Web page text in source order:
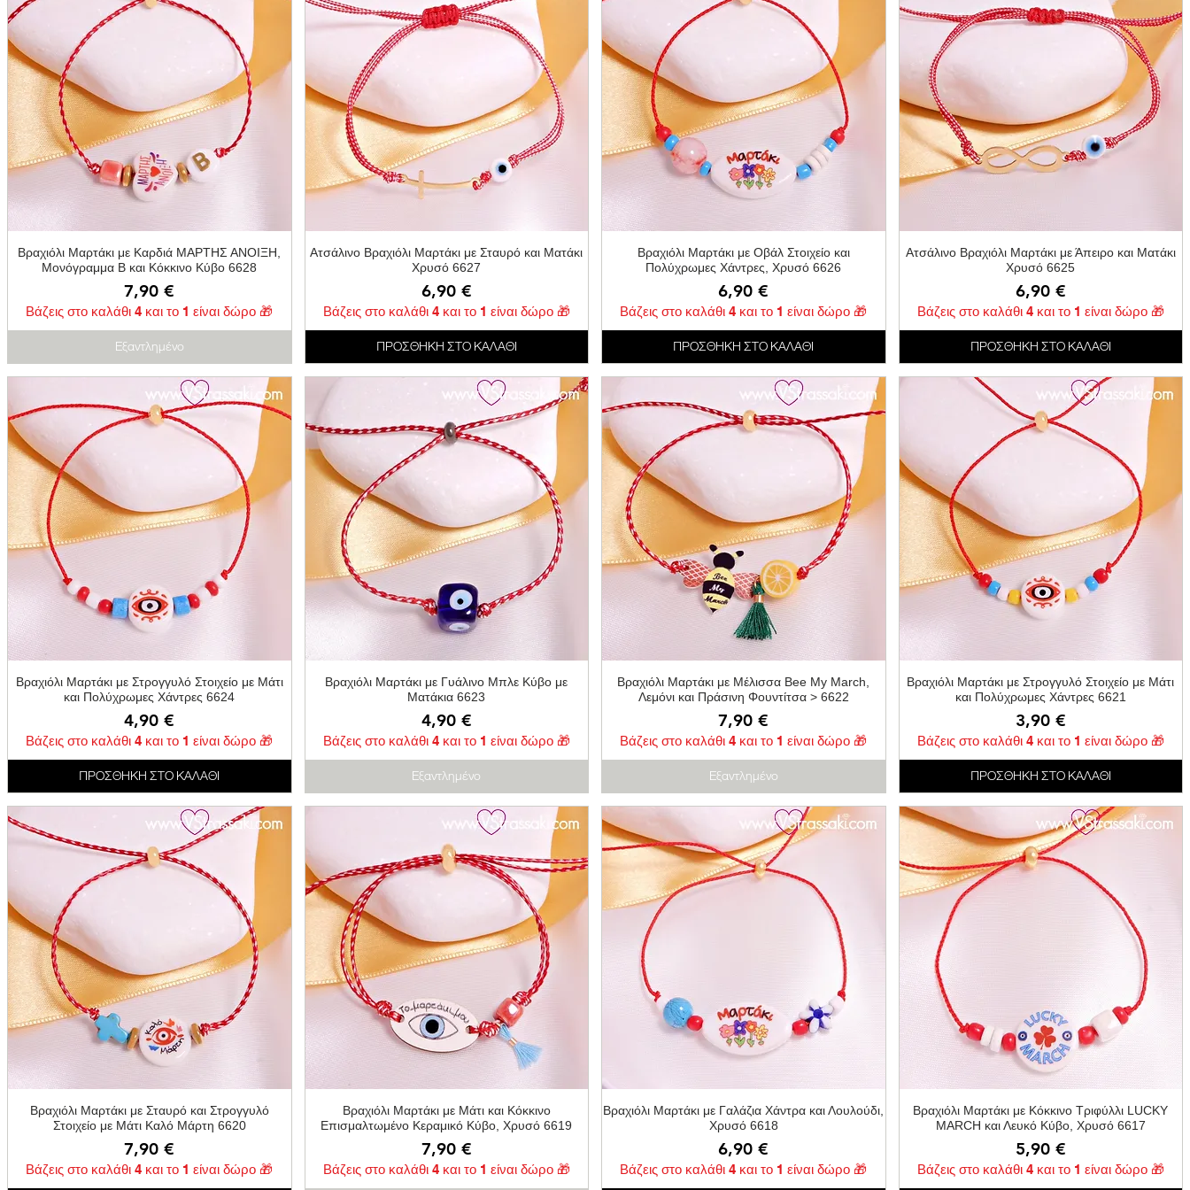
Γρήγορη προβολή
Βραχιόλι Μαρτάκι με Καρδιά ΜΑΡΤΗΣ ΑΝΟΙΞΗ,
Μονόγραμμα Β και Κόκκινο Κύβο 6628
Τιμή
7,90 €
Βάζεις στο καλάθι 4 και το 1 είναι δώρο 🎁
Εξαντλημένο
Γρήγορη προβολή
Ατσάλινο Βραχιόλι Μαρτάκι με Σταυρό και Ματάκι
Χρυσό 6627
Τιμή
6,90 €
Βάζεις στο καλάθι 4 και το 1 είναι δώρο 🎁
ΠΡΟΣΘΗΚΗ ΣΤΟ ΚΑΛΑΘΙ
Γρήγορη προβολή
Βραχιόλι Μαρτάκι με Οβάλ Στοιχείο και
Πολύχρωμες Χάντρες, Χρυσό 6626
Τιμή
6,90 €
Βάζεις στο καλάθι 4 και το 1 είναι δώρο 🎁
ΠΡΟΣΘΗΚΗ ΣΤΟ ΚΑΛΑΘΙ
Γρήγορη προβολή
Ατσάλινο Βραχιόλι Μαρτάκι με Άπειρο και Ματάκι
Χρυσό 6625
Τιμή
6,90 €
Βάζεις στο καλάθι 4 και το 1 είναι δώρο 🎁
ΠΡΟΣΘΗΚΗ ΣΤΟ ΚΑΛΑΘΙ
Γρήγορη προβολή
Βραχιόλι Μαρτάκι με Στρογγυλό Στοιχείο με Μάτι
και Πολύχρωμες Χάντρες 6624
Τιμή
4,90 €
Βάζεις στο καλάθι 4 και το 1 είναι δώρο 🎁
ΠΡΟΣΘΗΚΗ ΣΤΟ ΚΑΛΑΘΙ
Γρήγορη προβολή
Βραχιόλι Μαρτάκι με Γυάλινο Μπλε Κύβο με
Ματάκια 6623
Τιμή
4,90 €
Βάζεις στο καλάθι 4 και το 1 είναι δώρο 🎁
Εξαντλημένο
Γρήγορη προβολή
Βραχιόλι Μαρτάκι με Μέλισσα Bee My March,
Λεμόνι και Πράσινη Φουντίτσα > 6622
Τιμή
7,90 €
Βάζεις στο καλάθι 4 και το 1 είναι δώρο 🎁
Εξαντλημένο
Γρήγορη προβολή
Βραχιόλι Μαρτάκι με Στρογγυλό Στοιχείο με Μάτι
και Πολύχρωμες Χάντρες 6621
Τιμή
3,90 €
Βάζεις στο καλάθι 4 και το 1 είναι δώρο 🎁
ΠΡΟΣΘΗΚΗ ΣΤΟ ΚΑΛΑΘΙ
Γρήγορη προβολή
Βραχιόλι Μαρτάκι με Σταυρό και Στρογγυλό
Στοιχείο με Μάτι Καλό Μάρτη 6620
Τιμή
7,90 €
Βάζεις στο καλάθι 4 και το 1 είναι δώρο 🎁
Γρήγορη προβολή
Βραχιόλι Μαρτάκι με Μάτι και Κόκκινο
Επισμαλτωμένο Κεραμικό Κύβο, Χρυσό 6619
Τιμή
7,90 €
Βάζεις στο καλάθι 4 και το 1 είναι δώρο 🎁
Γρήγορη προβολή
Βραχιόλι Μαρτάκι με Γαλάζια Χάντρα και Λουλούδι,
Χρυσό 6618
Τιμή
6,90 €
Βάζεις στο καλάθι 4 και το 1 είναι δώρο 🎁
Γρήγορη προβολή
Βραχιόλι Μαρτάκι με Κόκκινο Τριφύλλι LUCKY
MARCH και Λευκό Κύβο, Χρυσό 6617
Τιμή
5,90 €
Βάζεις στο καλάθι 4 και το 1 είναι δώρο 🎁